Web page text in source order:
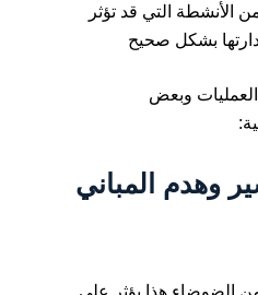
الأنشطة التي قد تؤثر
بشكل صحيح
العمليات وبعض
وهدم المباني
الضوضاء هذا يؤثر على